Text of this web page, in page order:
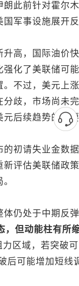
此前针对霍尔
国军事设施展开
升高，国际油价
化了美联储可
。不过，美元上
歧，市场尚未
元后续趋势的重
初请失业金数
评估美联储政
体仍处于中期反
，但动能柱有所
力区域，若突破
后可能增加短线